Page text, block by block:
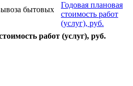
бытовых
Годовая плановая
стоимость работ
(услуг), руб.
работ (услуг), руб.